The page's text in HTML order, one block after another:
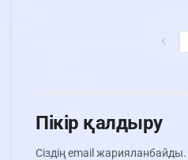
Пікір қалдыру
Сіздің email жарияланбайды.